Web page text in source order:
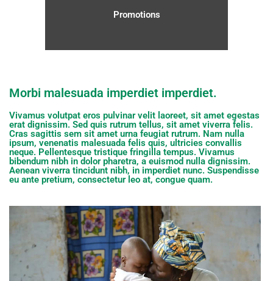
Promotions
Morbi malesuada imperdiet imperdiet.
Vivamus volutpat eros pulvinar velit laoreet, sit amet egestas
erat dignissim. Sed quis rutrum tellus, sit amet viverra felis.
Cras sagittis sem sit amet urna feugiat rutrum. Nam nulla
ipsum, venenatis malesuada felis quis, ultricies convallis
neque. Pellentesque tristique fringilla tempus. Vivamus
bibendum nibh in dolor pharetra, a euismod nulla dignissim.
Aenean viverra tincidunt nibh, in imperdiet nunc. Suspendisse
eu ante pretium, consectetur leo at, congue quam.